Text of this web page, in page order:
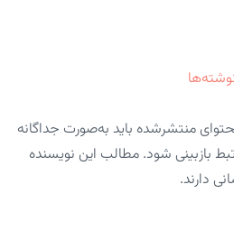
منتشرشده باید به‌صورت جداگانه
شود. مطالب این نویسنده
دارند.